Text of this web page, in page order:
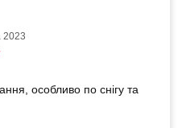
2023
особливо по снігу та